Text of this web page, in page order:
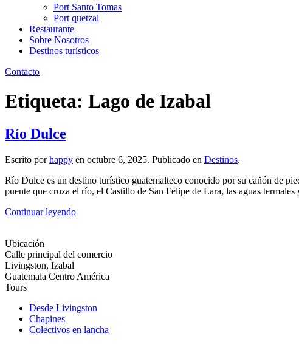
Port Santo Tomas
Port quetzal
Restaurante
Sobre Nosotros
Destinos turísticos
Contacto
Etiqueta: Lago de Izabal
Río Dulce
Escrito porhappy en octubre 6, 2025. Publicado en Destinos.
Río Dulce es un destino turístico guatemalteco conocido por su cañón de
puente que cruza el río, el Castillo de San Felipe de Lara, las aguas
Continuar leyendo
Ubicación
Calle principal del comercio
Livingston, Izabal
Guatemala Centro América
Tours
Desde Livingston
Chapines
Colectivos en lancha